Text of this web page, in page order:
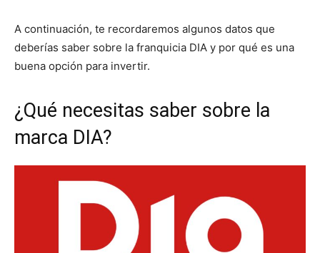
A continuación, te recordaremos algunos datos que
deberías saber sobre la franquicia DIA y por qué es una
buena opción para invertir.
¿Qué necesitas saber sobre la
marca DIA?